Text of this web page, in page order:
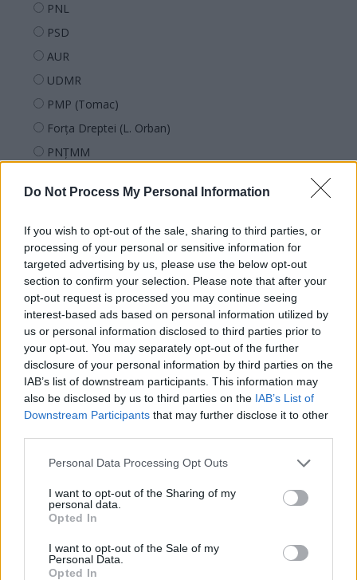
Do Not Process My Personal Information
If you wish to opt-out of the sale, sharing to third parties, or
processing of your personal or sensitive information for
targeted advertising by us, please use the below opt-out
section to confirm your selection. Please note that after your
opt-out request is processed you may continue seeing
interest-based ads based on personal information utilized by
us or personal information disclosed to third parties prior to
your opt-out. You may separately opt-out of the further
disclosure of your personal information by third parties on the
IAB’s list of downstream participants. This information may
also be disclosed by us to third parties on the IAB’s List of
Downstream Participants that may further disclose it to other
Personal Data Processing Opt Outs
I want to opt-out of the Sharing of my
personal data.
Opted In
I want to opt-out of the Sale of my
Personal Data.
Opted In
PNL
PSD
AUR
UDMR
PMP (Tomac)
Forța Dreptei (L. Orban)
PNȚMM
SENS
SOS (Șoșoacă)
POT (Gavrilă)
PACE (Peia)
Acțiunea Conservatoare (Târziu)
PDF (Lazarus)
PUSL (D. Voiculescu)
PNȚCD (Pavelescu)
PNCR (Terheș)
Partidul Patrioților (Surugiu)
FAR (Coarnă)
România pe Primul Loc (Ponta)
Altul
Arată rezultatele